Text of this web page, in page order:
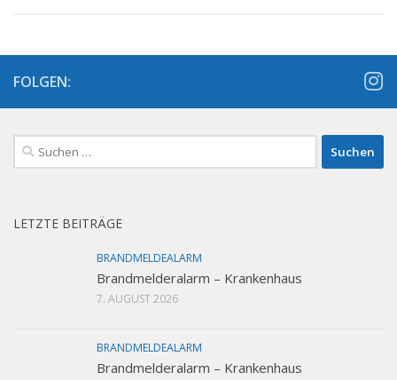
FOLGEN:
Suchen
nach:
LETZTE BEITRÄGE
BRANDMELDEALARM
Brandmelderalarm – Krankenhaus
7. AUGUST 2026
BRANDMELDEALARM
Brandmelderalarm – Krankenhaus